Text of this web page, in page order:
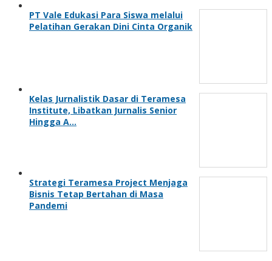
PT Vale Edukasi Para Siswa melalui
Pelatihan Gerakan Dini Cinta Organik
Kelas Jurnalistik Dasar di Teramesa
Institute, Libatkan Jurnalis Senior
Hingga A…
Strategi Teramesa Project Menjaga
Bisnis Tetap Bertahan di Masa
Pandemi